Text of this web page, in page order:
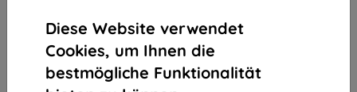
Diese Website verwendet
Cookies, um Ihnen die
bestmögliche Funktionalität
Kaufen Sie dieses Gerät und erhalten Sie
Rabatt
auf sämtliches Zubehör dafür!
Endpreis